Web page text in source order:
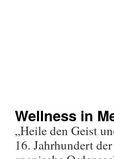
Wellness in
„Heile den Geist
16. Jahrhundert